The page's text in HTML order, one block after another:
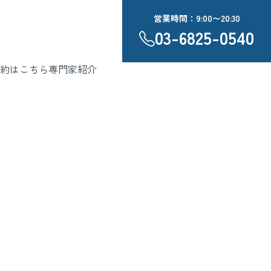
はこちら専門家紹介
営業時間：9:00〜20:30
03-6825-0540